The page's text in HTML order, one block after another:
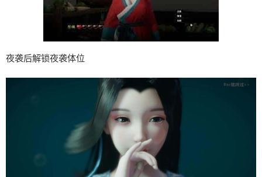
夜袭后解锁夜袭体位